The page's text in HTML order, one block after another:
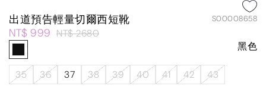
出道預告輕量切爾西短靴 S00008658
NT$ 999 NT$ 2680
黑色
35 36 37 38 39 40 41 42
43